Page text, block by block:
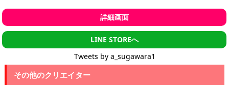
詳細画面
LINE STOREへ
Tweets by a_sugawara1
その他のクリエイター